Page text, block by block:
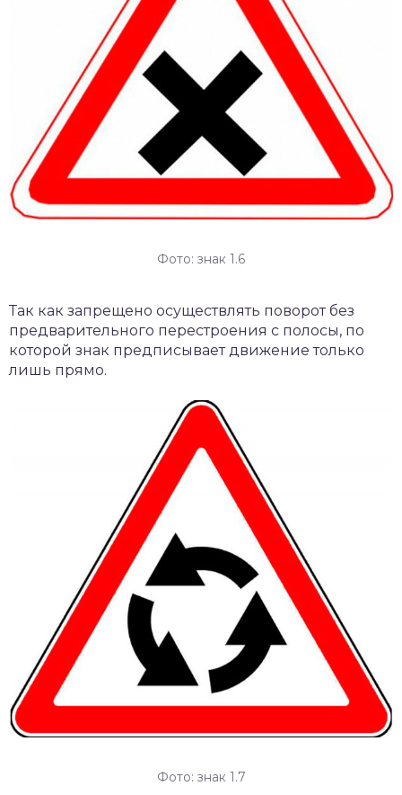
Фото: знак 1.6
Так как запрещено осуществлять поворот без
предварительного перестроения с полосы, по
которой знак предписывает движение только
лишь прямо.
Фото: знак 1.7